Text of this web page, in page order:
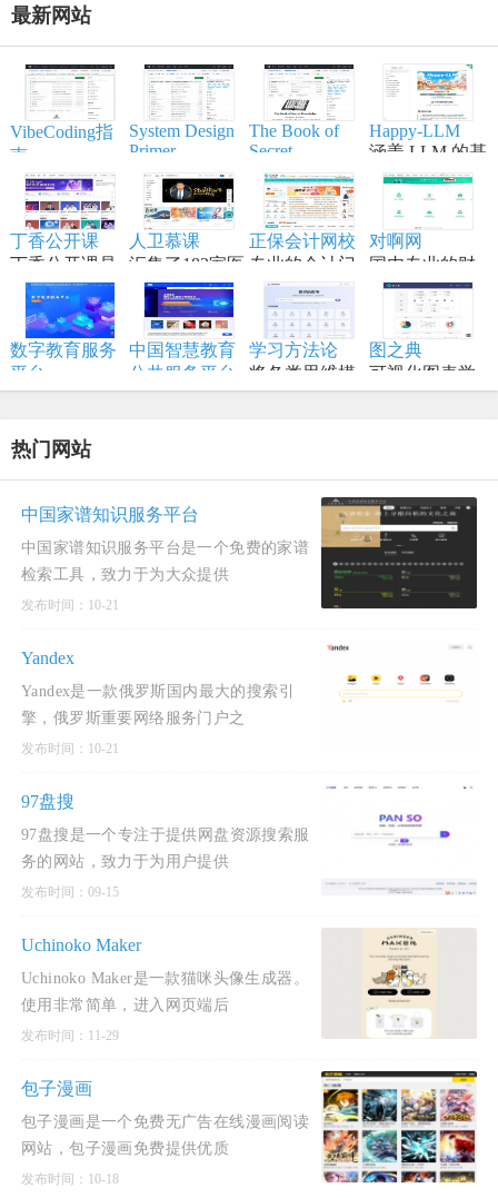
最新网站
VibeCoding指
南
一个通过与 AI
结对编程，将
想法变为现实
的终极工作站
System Design
Primer
帮助开发者学
习大型系统设
计原理、备战
技术面试，是
系统设计领域
的权威学习资
源。
The Book of
Secret
Knowledge
实用的列表、
手册、备忘
单、黑客技
巧、一行代
码、命令行/网
页工具资源。
Happy-LLM
涵盖 LLM 的基
本原理,训练流
程,模型构建等
内容,适合具备
一定编程和深
学习者。
丁香公开课
丁香公开课是
将传统线下授
课搬到网络平
台
人卫慕课
汇集了182家医
学高等院校的
顶尖资源
正保会计网校
专业的会计门
户网站，专注
财会职业培训
品牌,从事初级
会计职称考试
对啊网
国内专业的财
经财会会计类
职业教育分班
直播网校
数字教育服务
平台
以数字化推动
展为核心，服
师、学生及社
会公众。
中国智慧教育
公共服务平台
全称中国国家
学习方法论
将各类思维模
型、创新方法
图之典
可视化图表学
习网站
热门网站
中国家谱知识服务平台
中国家谱知识服务平台是一个免费的家谱
检索工具，致力于为大众提供
发布时间：10-21
Yandex
Yandex是一款俄罗斯国内最大的搜索引
擎，俄罗斯重要网络服务门户之
发布时间：10-21
97盘搜
97盘搜是一个专注于提供网盘资源搜索服
务的网站，致力于为用户提供
发布时间：09-15
Uchinoko Maker
Uchinoko Maker是一款猫咪头像生成器。
使用非常简单，进入网页端后
发布时间：11-29
包子漫画
包子漫画是一个免费无广告在线漫画阅读
网站，包子漫画免费提供优质
发布时间：10-18